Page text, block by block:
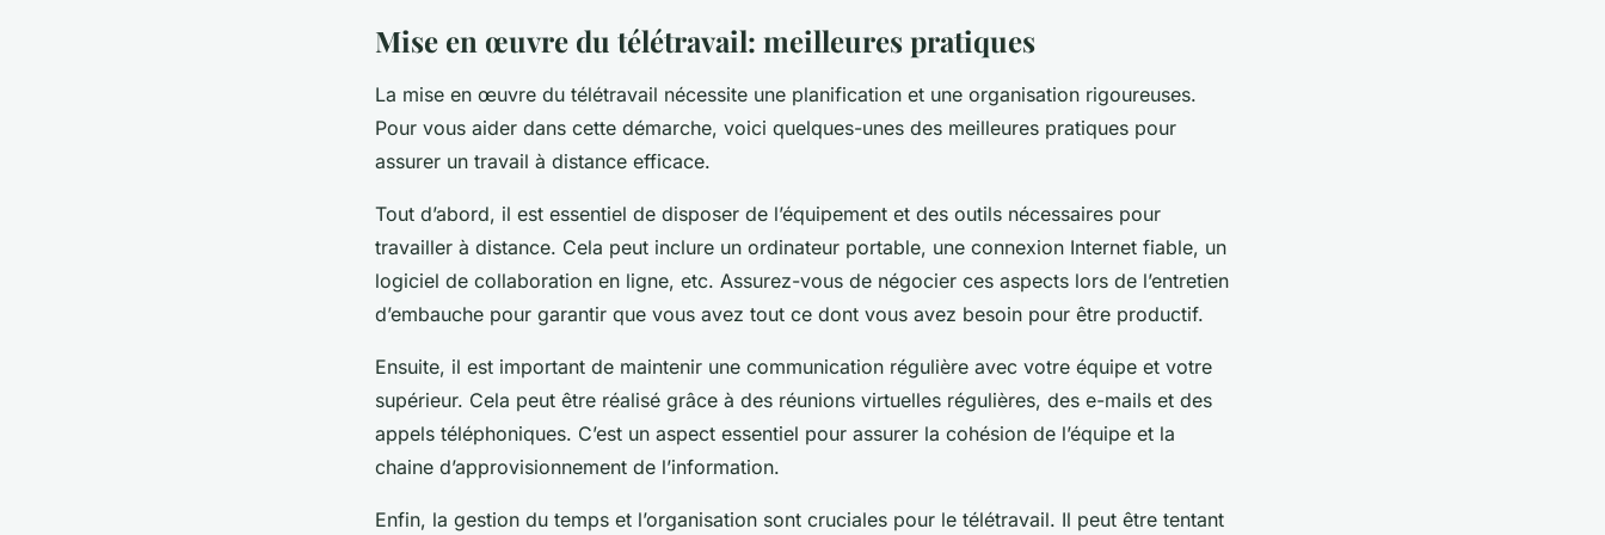
Mise en œuvre du télétravail: meilleures pratiques
La mise en œuvre du télétravail nécessite une planification et une organisation rigoureuses.
Pour vous aider dans cette démarche, voici quelques-unes des meilleures pratiques pour
assurer un travail à distance efficace.
Tout d’abord, il est essentiel de disposer de l’équipement et des outils nécessaires pour
travailler à distance. Cela peut inclure un ordinateur portable, une connexion Internet fiable, un
logiciel de collaboration en ligne, etc. Assurez-vous de négocier ces aspects lors de l’entretien
d’embauche pour garantir que vous avez tout ce dont vous avez besoin pour être productif.
Ensuite, il est important de maintenir une communication régulière avec votre équipe et votre
supérieur. Cela peut être réalisé grâce à des réunions virtuelles régulières, des e-mails et des
appels téléphoniques. C’est un aspect essentiel pour assurer la cohésion de l’équipe et la
chaine d’approvisionnement de l’information.
Enfin, la gestion du temps et l’organisation sont cruciales pour le télétravail. Il peut être tentant